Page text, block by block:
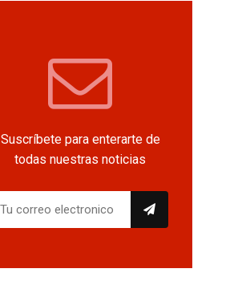
Suscríbete para enterarte de
todas nuestras noticias